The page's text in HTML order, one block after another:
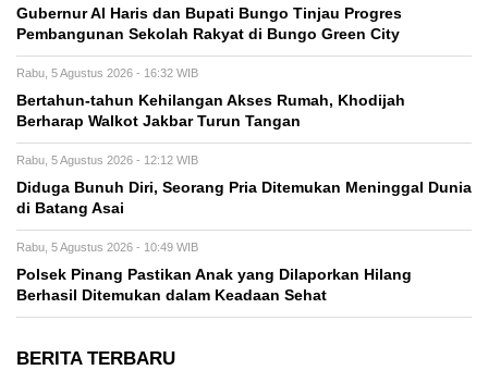
​Gubernur Al Haris dan Bupati Bungo Tinjau Progres
Pembangunan Sekolah Rakyat di Bungo Green City
Rabu, 5 Agustus 2026 - 16:32 WIB
Bertahun-tahun Kehilangan Akses Rumah, Khodijah
Berharap Walkot Jakbar Turun Tangan
Rabu, 5 Agustus 2026 - 12:12 WIB
Diduga Bunuh Diri, Seorang Pria Ditemukan Meninggal Dunia
di Batang Asai
Rabu, 5 Agustus 2026 - 10:49 WIB
Polsek Pinang Pastikan Anak yang Dilaporkan Hilang
Berhasil Ditemukan dalam Keadaan Sehat
BERITA TERBARU